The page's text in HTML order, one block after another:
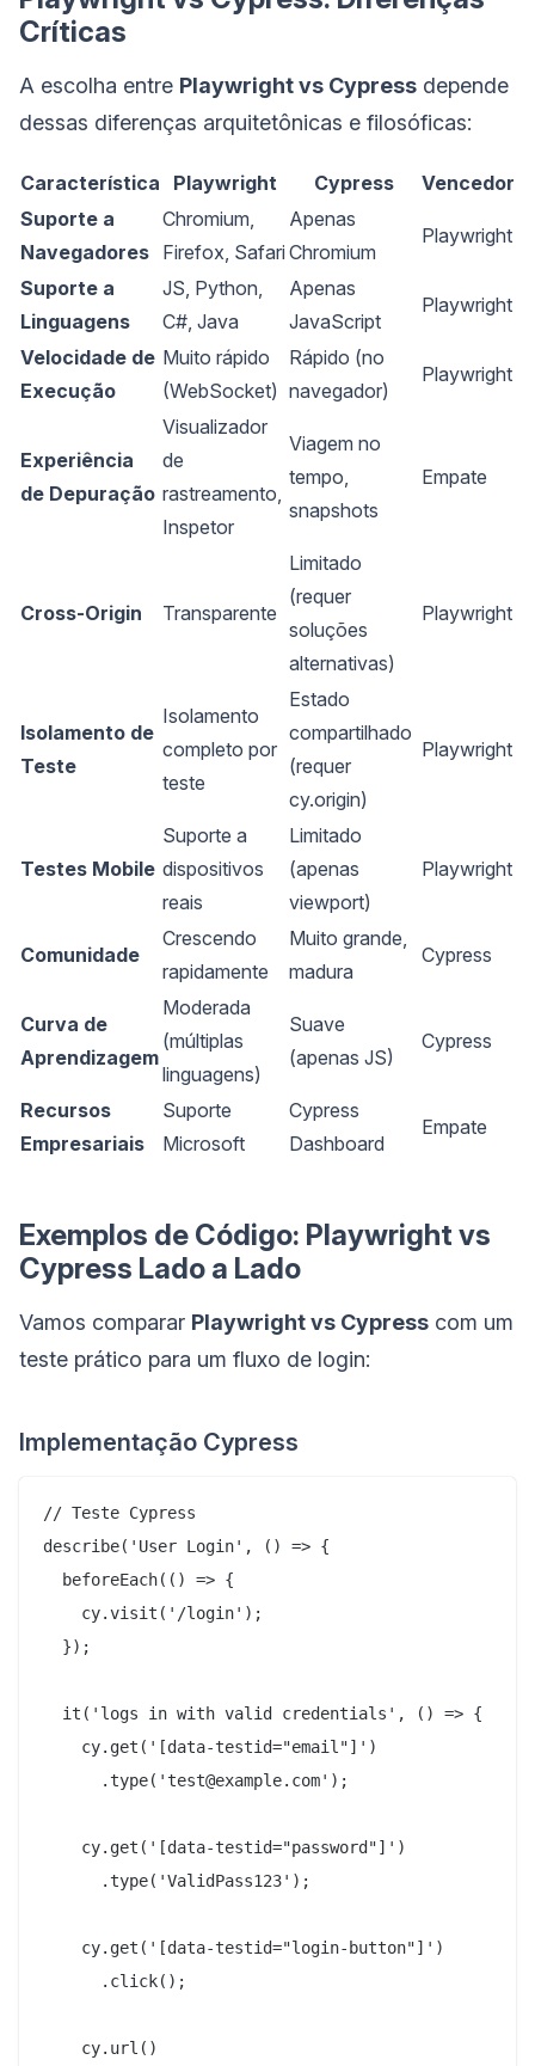
Críticas
A escolha entre Playwright vs Cypress depende
dessas diferenças arquitetônicas e filosóficas:
Característica Playwright Cypress
Vencedor
Suporte a
Navegadores
Chromium,
Firefox, Safari
Apenas
Chromium
Playwright
Suporte a
Linguagens
JS, Python,
C#, Java
Apenas
JavaScript
Playwright
Velocidade de
Execução
Muito rápido
(WebSocket)
Rápido (no
navegador)
Playwright
Experiência
de Depuração
Visualizador
de
rastreamento,
Inspetor
Viagem no
tempo,
snapshots
Empate
Cross-Origin Transparente
Limitado
(requer
soluções
alternativas)
Playwright
Isolamento de
Teste
Isolamento
completo por
teste
Estado
compartilhado
(requer
cy.origin)
Playwright
Testes Mobile
Suporte a
dispositivos
reais
Limitado
(apenas
viewport)
Playwright
Comunidade
Crescendo
rapidamente
Muito grande,
madura
Cypress
Curva de
Aprendizagem
Moderada
(múltiplas
linguagens)
Suave
(apenas JS)
Cypress
Recursos
Empresariais
Suporte
Microsoft
Cypress
Dashboard
Empate
Exemplos de Código: Playwright vs
Cypress Lado a Lado
Vamos comparar Playwright vs Cypress com um
teste prático para um fluxo de login:
Implementação Cypress
// Teste Cypress
describe('User Login', () => {
  beforeEach(() => {
    cy.visit('/login');
  });
  it('logs in with valid credentials', () => {
    cy.get('[data-testid="email"]')
      .type('test@example.com');
    cy.get('[data-testid="password"]')
      .type('ValidPass123');
    cy.get('[data-testid="login-button"]')
      .click();
    cy.url()